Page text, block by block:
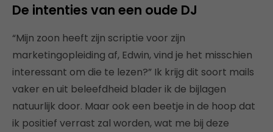
De intenties van een oude DJ
“Mijn zoon heeft zijn scriptie voor zijn
marketingopleiding af, Edwin, vind je het misschien
interessant om die te lezen?” Ik krijg dit soort mails
vaker en uit beleefdheid blader ik de bijlagen
natuurlijk door. Maar ook een beetje in de hoop dat
ik positief verrast zal worden, wat me bij deze